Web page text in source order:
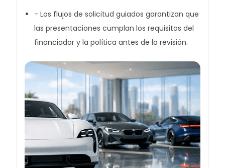
- Los flujos de solicitud guiados garantizan que
las presentaciones cumplan los requisitos del
financiador y la política antes de la revisión.